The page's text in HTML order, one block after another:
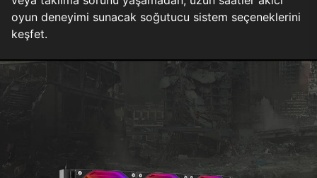
oyun deneyimi sunacak soğutucu sistem seçeneklerini
keşfet.